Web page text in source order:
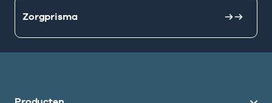
Zorgprisma